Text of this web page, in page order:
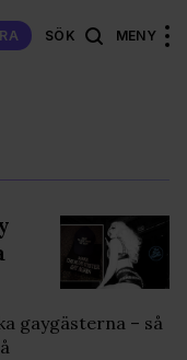
SÖK MENY
gaygästerna – så